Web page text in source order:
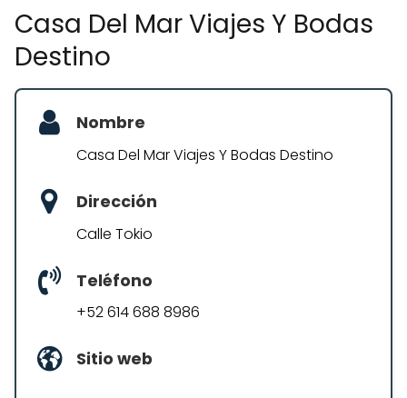
Casa Del Mar Viajes Y Bodas
Destino
Nombre
Casa Del Mar Viajes Y Bodas Destino
Dirección
Calle Tokio
Teléfono
+52 614 688 8986
Sitio web